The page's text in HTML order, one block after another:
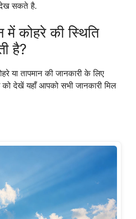
सकते है.
में कोहरे की स्थिति
है?
या तापमान की जानकारी के लिए
देखें यहाँ आपको सभी जानकारी मिल